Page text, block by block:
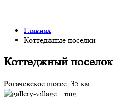
Главная
Коттеджные поселки
Коттеджный
Рогачевское шоссе, 35 км